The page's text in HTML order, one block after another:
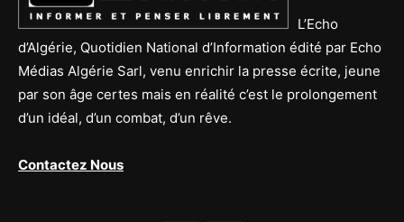
L’Echo
d’Algérie, Quotidien National d’Information édité par Echo
Médias Algérie Sarl, venu enrichir la presse écrite, jeune
par son âge certes mais en réalité c’est le prolongement
d’un idéal, d’un combat, d’un rêve.
Contactez Nous